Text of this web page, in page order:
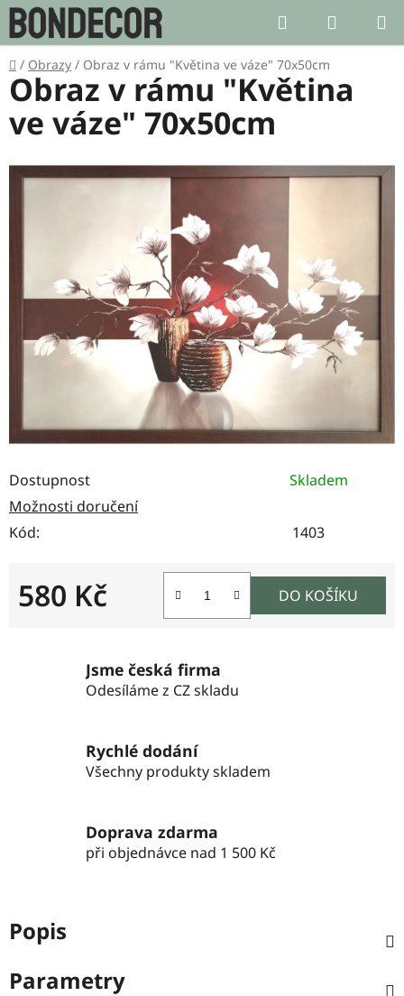
Přejít
na
obsah
Hledat
KOŠÍK
Domů
/ Obrazy / Obraz v rámu "Květina ve váze" 70x50cm
Dostupnost
Skladem
Možnosti doručení
Kód:
1403
580 Kč DO KOŠÍKU
Obraz v rámu "Květina
ve váze" 70x50cm
Jsme česká firma
Odesíláme z CZ skladu
Rychlé dodání
Všechny produkty skladem
Doprava zdarma
při objednávce nad 1 500 Kč
Popis
Parametry